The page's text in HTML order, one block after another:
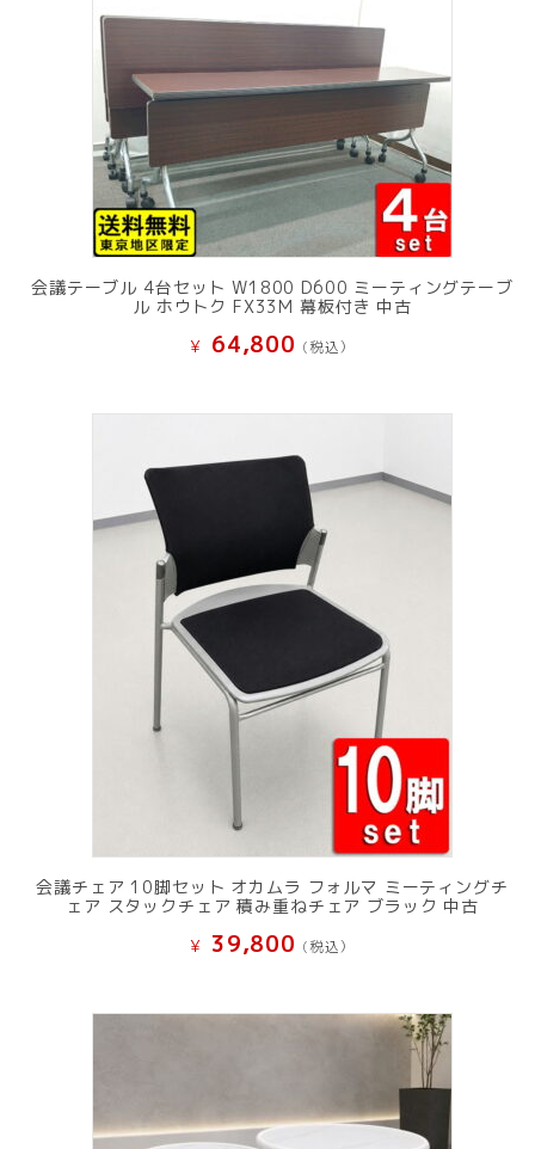
会議テーブル 4台セット W1800 D600 ミーティングテーブ
ル ホウトク FX33M 幕板付き 中古
¥ 64,800 (税込）
会議チェア 10脚セット オカムラ フォルマ ミーティングチ
ェア スタックチェア 積み重ねチェア ブラック 中古
¥ 39,800 (税込）